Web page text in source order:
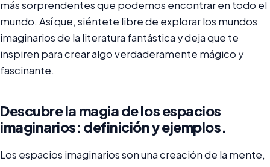
más sorprendentes que podemos encontrar en todo el
mundo. Así que, siéntete libre de explorar los mundos
imaginarios de la literatura fantástica y deja que te
inspiren para crear algo verdaderamente mágico y
fascinante.
Descubre la magia de los espacios
imaginarios: definición y ejemplos.
Los espacios imaginarios son una creación de la mente,